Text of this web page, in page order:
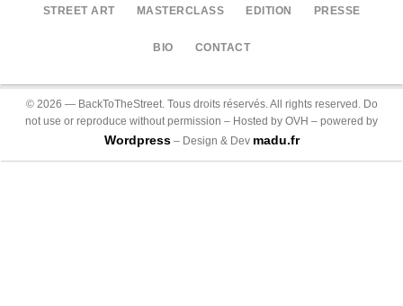
STREET ART MASTERCLASS EDITION PRESSE
BIO CONTACT
© 2026 — BackToTheStreet. Tous droits réservés. All rights reserved. Do
not use or reproduce without permission – Hosted by OVH – powered by
Wordpress– Design & Dev madu.fr